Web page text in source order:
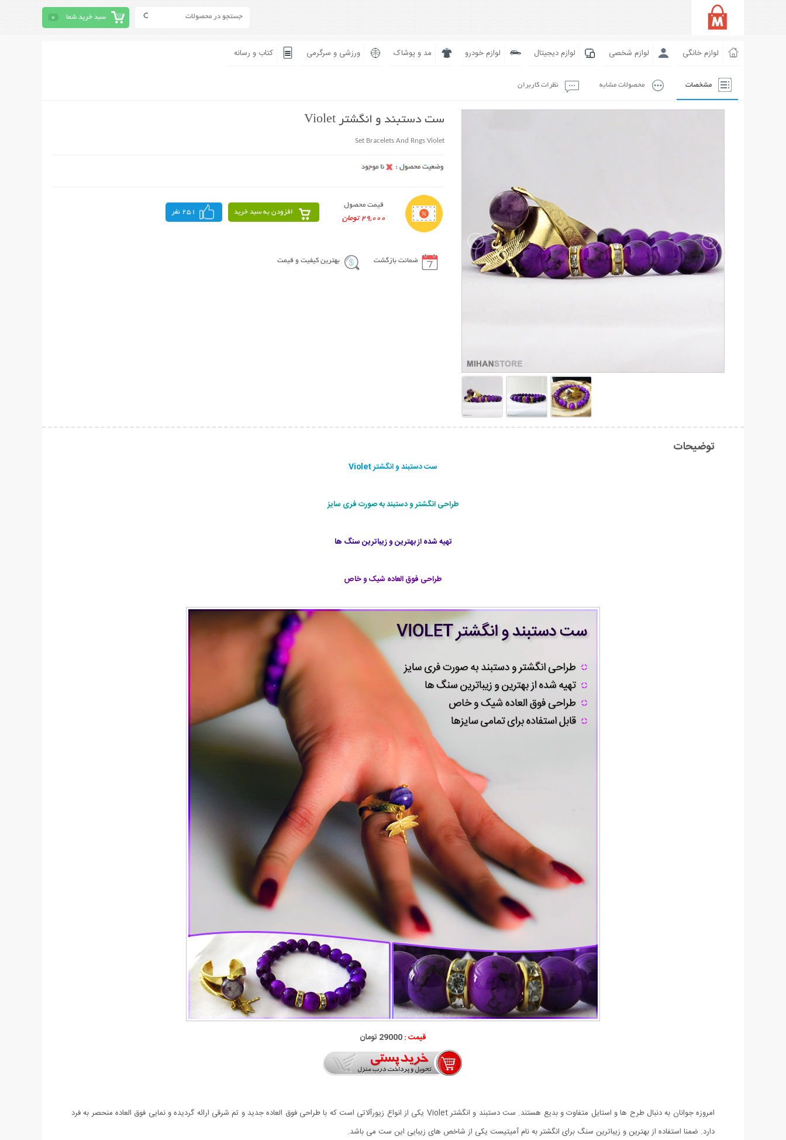
سبد خرید شما 0
لوازم خانگی لوازم شخصی لوازم دیجیتال لوازم خودرو مد و پوشاک ورزشی و سرگرمی کتاب و رسانه
مشخصات محصولات مشابه نظرات کاربران
ست دستبند و انگشتر Violet
Set Bracelets And Rngs Violet
قیمت محصول
29,000 تومان
افزودن به سبد خرید 251 نفر
ضمانت بازگشت بهترین کیفیت و قیمت
توضیحات
ست دستبند و انگشتر Violet
طراحی انگشتر و دستبند به صورت فری سایز
تهیه شده از بهترین و زیباترین سنگ ها
طراحی فوق العاده شیک و خاص
قیمت :29000 تومان
امروزه جوانان به دنبال طرح ها و استایل متفاوت و بدیع هستند. ست دستبند و انگشتر Violet یکی از انواع زیورآلاتی است که با طراحی فوق العاده جدید و تم شرقی ارائه گردیده و نمایی فوق العاده منحصر به فرد
دارد. ضمنا استفاده از بهترین و زیباترین سنگ برای انگشتر به نام آمیتیست یکی از شاخص های زیبایی این ست می باشد.